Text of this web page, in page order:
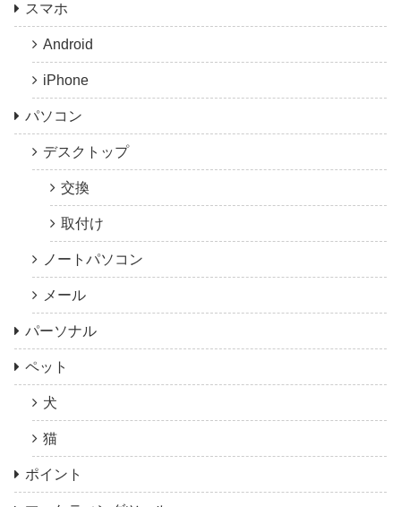
スマホ
Android
iPhone
パソコン
デスクトップ
交換
取付け
ノートパソコン
メール
パーソナル
ペット
犬
猫
ポイント